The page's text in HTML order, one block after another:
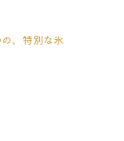
、特別な氷